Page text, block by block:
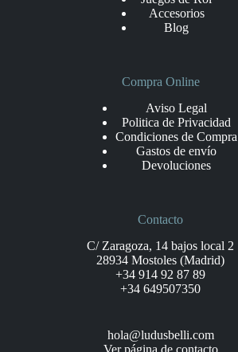
Accesorios
Blog
Compra Online
Aviso Legal
Politica de Privacidad
Condiciones de Compra
Gastos de envío
Devoluciones
Contacto
C/ Zaragoza, 14 bajos local 2
28934 Mostoles (Madrid)
+34 914 92 87 89
+34 649507350
hola@ludusbelli.com
Ver página de contacto